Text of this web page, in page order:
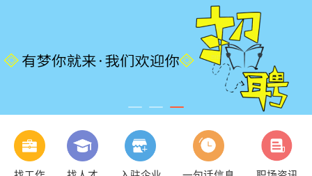
石晓薇 发布 [客服专员 ] 招聘信息